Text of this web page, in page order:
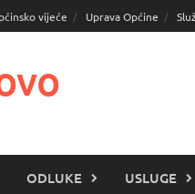
vijeće Uprava Općine
ODLUKE USLUGE